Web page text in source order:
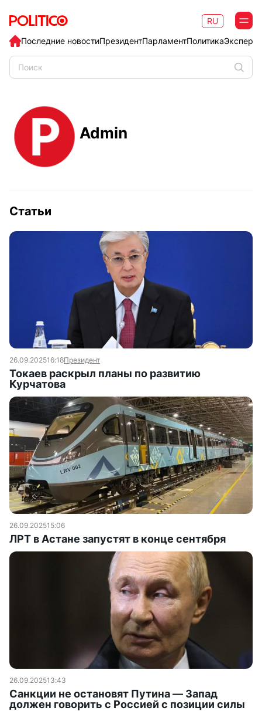
Последние новостиПрезидентПарламентПолитика
RU
Admin
Статьи
26.09.202516:18Президент
Токаев раскрыл планы по развитию
Курчатова
26.09.202515:06
ЛРТ в Астане запустят в конце сентября
26.09.202513:43
Санкции не остановят Путина — Запад
должен говорить с Россией с позиции силы